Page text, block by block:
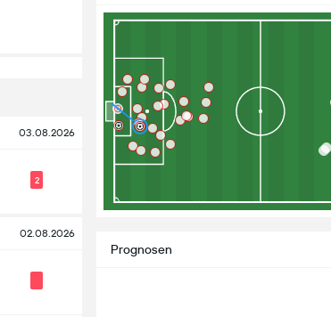
03.08.2026
2
02.08.2026
Prognosen